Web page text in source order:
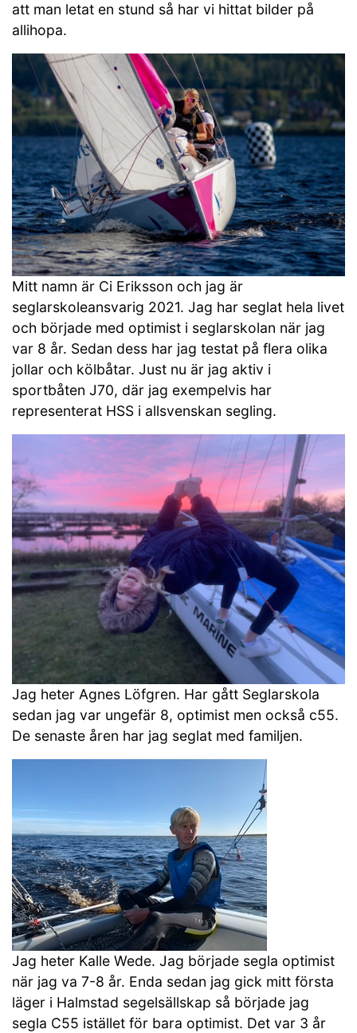
att man letat en stund så har vi hittat bilder på
allihopa.
Mitt namn är Ci Eriksson och jag är
seglarskoleansvarig 2021. Jag har seglat hela livet
och började med optimist i seglarskolan när jag
var 8 år. Sedan dess har jag testat på flera olika
jollar och kölbåtar. Just nu är jag aktiv i
sportbåten J70, där jag exempelvis har
representerat HSS i allsvenskan segling.
Jag heter Agnes Löfgren. Har gått Seglarskola
sedan jag var ungefär 8, optimist men också c55.
De senaste åren har jag seglat med familjen.
Jag heter Kalle Wede. Jag började segla optimist
när jag va 7-8 år. Enda sedan jag gick mitt första
läger i Halmstad segelsällskap så började jag
segla C55 istället för bara optimist. Det var 3 år